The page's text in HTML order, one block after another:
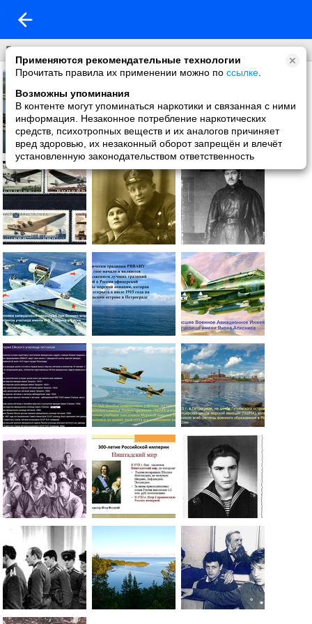
Применяются рекомендательные технологии
Прочитать правила их применении можно по ссылке
Возможны упоминания
В контенте могут упоминаться наркотики и связанная с ними
информация. Незаконное потребление наркотических
средств, психотропных веществ и их аналогов причиняет
вред здоровью, их незаконный оборот запрещён и влечёт
установленную законодательством ответственность
Без названия